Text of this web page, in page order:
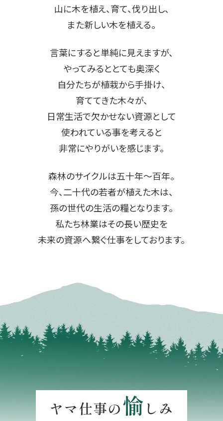
山に木を植え、育て、伐り出し、
また新しい木を植える。
言葉にすると単純に見えますが、
やってみるととても奥深く
自分たちが植栽から手掛け、
育ててきた木々が、
日常生活で欠かせない資源として
使われている事を考えると
非常にやりがいを感じます。
森林のサイクルは五十年～百年。
今、二十代の若者が植えた木は、
孫の世代の生活の糧となります。
私たち林業はその長い歴史を
未来の資源へ繋ぐ仕事をしております。
ヤマ仕事の愉 しみ